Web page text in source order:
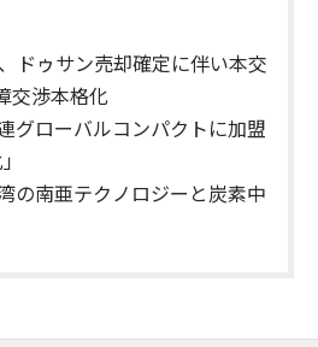
ドゥサン売却確定に伴い本交
交渉本格化
グローバルコンパクトに加盟
の南亜テクノロジーと炭素中